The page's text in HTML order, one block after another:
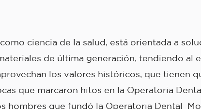
ciencia de la salud, está orientada a
de última generación, tendiendo
los valores históricos, que tienen
que marcaron hitos en la Operatoria
hombres que fundó la Operatoria Dental